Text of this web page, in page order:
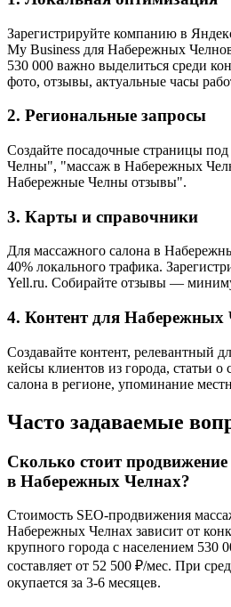
Зарегистрируйте компанию в
My Business для Набережных
530 000 важно выделиться среди
фото, отзывы, актуальные часы
2. Региональные запросы
Создайте посадочные страницы
Челны", "массаж в Набережных
Набережные Челны отзывы".
3. Карты и справочники
Для массажного салона в
40% локального трафика.
Yell.ru. Собирайте отзывы —
4. Контент для Набережных
Создавайте контент, релевантный
кейсы клиентов из города, статьи
салона в регионе, упоминание
Часто задаваемые
Сколько стоит
в Набережных Челнах?
Стоимость SEO-продвижения
Набережных Челнах зависит от
крупного города с населением 530
составляет от 52 500 ₽/мес. При
окупается за 3-6 месяцев.